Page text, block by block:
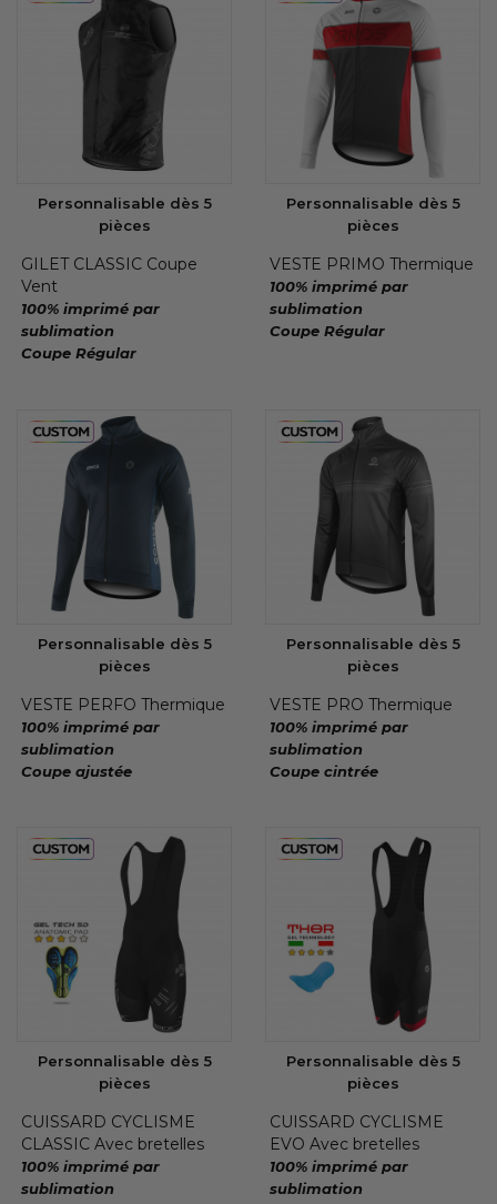
Personnalisable dès 5
pièces
GILET CLASSIC Coupe
Vent
100% imprimé par
sublimation
Coupe Régular
Personnalisable dès 5
pièces
VESTE PRIMO Thermique
100% imprimé par
sublimation
Coupe Régular
Personnalisable dès 5
pièces
VESTE PERFO Thermique
100% imprimé par
sublimation
Coupe ajustée
Personnalisable dès 5
pièces
VESTE PRO Thermique
100% imprimé par
sublimation
Coupe cintrée
Personnalisable dès 5
pièces
CUISSARD CYCLISME
CLASSIC Avec bretelles
100% imprimé par
sublimation
Personnalisable dès 5
pièces
CUISSARD CYCLISME
EVO Avec bretelles
100% imprimé par
sublimation